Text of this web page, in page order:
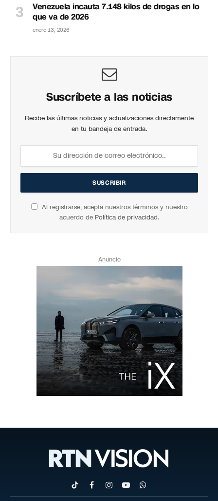
Venezuela incauta 7.148 kilos de drogas en lo
que va de 2026
enero 13, 2026
Suscríbete a las noticias
Recibe las últimas noticias y actualizaciones directamente
en tu bandeja de entrada.
Al registrarse, acepta nuestros términos y nuestro
acuerdo de Política de privacidad.
Anuncio
TikTokFacebookInstagram
YouTubeWhatsApp